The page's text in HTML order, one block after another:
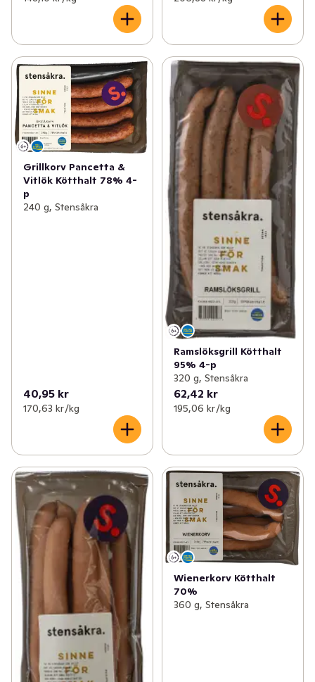
Grillkorv Pancetta &
Vitlök Kötthalt 78% 4-
p
240 g, Stensåkra
40,95 kr
170,63 kr /kg
Ramslöksgrill Kötthalt
95% 4-p
320 g, Stensåkra
62,42 kr
195,06 kr /kg
Wienerkorv Kötthalt
70%
360 g, Stensåkra